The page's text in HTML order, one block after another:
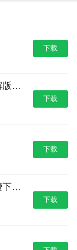
戏大全)
下载
布鲁伊一起玩吧游戏破解版_布鲁伊：一起玩吧
下载
下载
侠盗猎车手罪恶都市免费下载_侠盗猎车手：罪恶都市
下载